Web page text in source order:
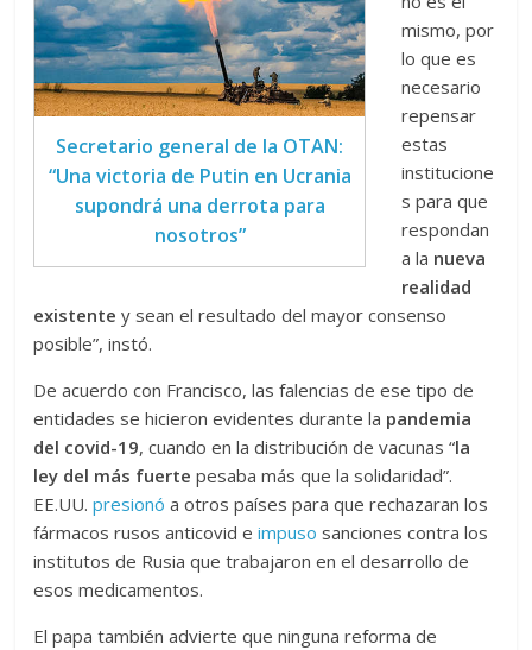
Secretario general de la OTAN:
“Una victoria de Putin en Ucrania
supondrá una derrota para
nosotros”
mismo, por
lo que es
necesario
repensar
estas
institucione
s para que
respondan
a la nueva
realidad
existente y sean el resultado del mayor consenso
posible”, instó.
De acuerdo con Francisco, las falencias de ese tipo de
entidades se hicieron evidentes durante la pandemia
del covid-19, cuando en la distribución de vacunas “la
ley del más fuerte pesaba más que la solidaridad”.
EE.UU.presionó a otros países para que rechazaran los
fármacos rusos anticovid eimpuso sanciones contra los
institutos de Rusia que trabajaron en el desarrollo de
esos medicamentos.
El papa también advierte que ninguna reforma de